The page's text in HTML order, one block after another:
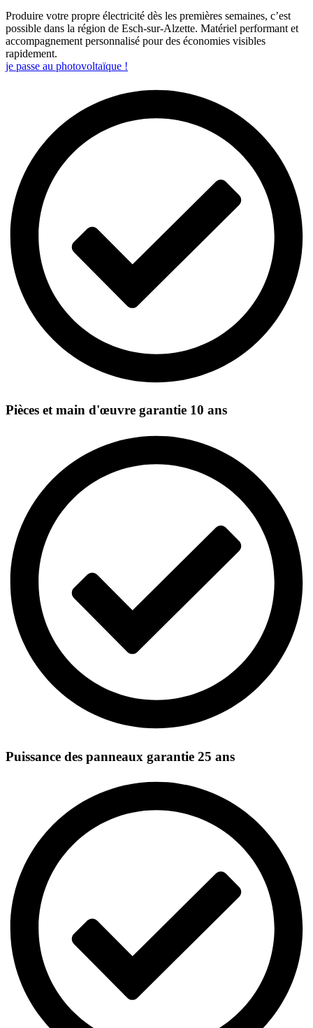
Produire votre propre électricité dès les premières semaines, c’est
possible dans la région de Esch-sur-Alzette. Matériel performant et
accompagnement personnalisé pour des économies visibles
rapidement.
je passe au photovoltaïque !
Pièces et main d'œuvre garantie 10 ans
Puissance des panneaux garantie 25 ans